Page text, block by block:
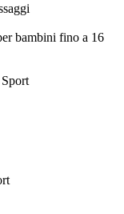
bambini fino a 16